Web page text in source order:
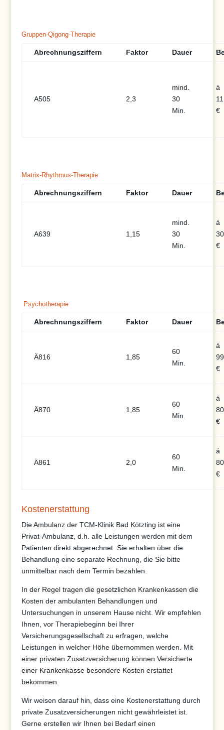
Gruppen-Qigong-Therapie
Abrechnungsziffern Faktor Dauer
A505 2,3
mind.
30
Min.
á
€
Matrix-Rhythmus-Therapie
Abrechnungsziffern Faktor Dauer
A639 1,15
mind.
30
Min.
á
€
Psychotherapie
Abrechnungsziffern Faktor Dauer
Ä816 1,85
60
Min.
á
€
Ä870 1,85
60
Min.
á
€
Ä861 2,0
60
Min.
á
€
Kostenerstattung
Die Ambulanz der TCM-Klinik Bad Kötzting ist eine
Privat-Ambulanz, d.h. alle Leistungen werden mit dem
Patienten direkt abgerechnet. Sie erhalten über die
Behandlung eine separate Rechnung, die Sie bitte
unmittelbar nach dem Termin bezahlen.
In der Regel tragen die gesetzlichen Krankenkassen die
Kosten der ambulanten Behandlungen und
Untersuchungen in unserem Hause nicht. Wir empfehlen
Ihnen, vor Therapiebeginn bei Ihrer
Versicherungsgesellschaft zu erfragen, welche
Leistungen in welcher Höhe übernommen werden. Mit
einer privaten Zusatzversicherung können Versicherte
einer Krankenkasse besondere Kosten erstattet
bekommen.
Wir weisen darauf hin, dass eine Kostenerstattung durch
private Zusatzversicherungen nicht gewährleistet ist.
Gerne erstellen wir Ihnen bei Bedarf einen